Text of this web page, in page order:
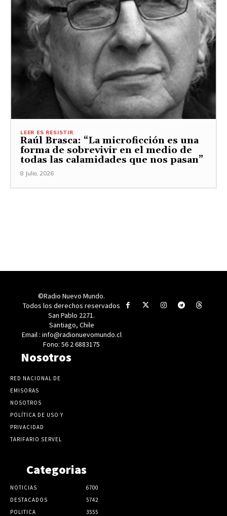
LEER ES RESISTIR
Raúl Brasca: “La microficción es una
forma de sobrevivir en el medio de
todas las calamidades que nos pasan”
8 Julio, 2026
©Radio Nuevo Mundo.
Todos los derechos reservados
San Pablo 2271.
Santiago, Chile
Email : info@radionuevomundo.cl
Fono: 56 2 6883175
Nosotros
RED NACIONAL DE
EMISORAS
NOSOTROS
POLÍTICA DE USO Y
PRIVACIDAD
TARIFARIO SERVEL
Categorias
NOTICIAS
6700
DESTACADOS
5742
POLITICA
3555